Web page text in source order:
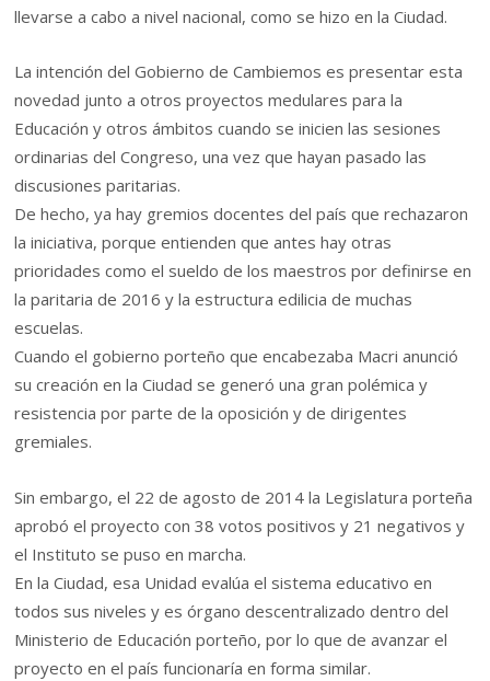
llevarse a cabo a nivel nacional, como se hizo en la Ciudad.
La intención del Gobierno de Cambiemos es presentar esta
novedad junto a otros proyectos medulares para la
Educación y otros ámbitos cuando se inicien las sesiones
ordinarias del Congreso, una vez que hayan pasado las
discusiones paritarias.
De hecho, ya hay gremios docentes del país que rechazaron
la iniciativa, porque entienden que antes hay otras
prioridades como el sueldo de los maestros por definirse en
la paritaria de 2016 y la estructura edilicia de muchas
escuelas.
Cuando el gobierno porteño que encabezaba Macri anunció
su creación en la Ciudad se generó una gran polémica y
resistencia por parte de la oposición y de dirigentes
gremiales.
Sin embargo, el 22 de agosto de 2014 la Legislatura porteña
aprobó el proyecto con 38 votos positivos y 21 negativos y
el Instituto se puso en marcha.
En la Ciudad, esa Unidad evalúa el sistema educativo en
todos sus niveles y es órgano descentralizado dentro del
Ministerio de Educación porteño, por lo que de avanzar el
proyecto en el país funcionaría en forma similar.